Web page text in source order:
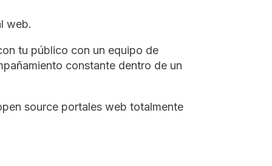
web.
tu público con un equipo de
constante dentro de un
source portales web totalmente